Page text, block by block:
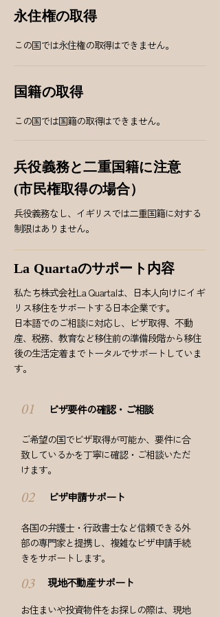
永住権の取得
この国では永住権の取得はできません。
国籍の取得
この国では国籍の取得はできません。
兵役義務と二重国籍に注意
(市民権取得の場合）
兵役義務なし、イギリスでは二重国籍に対する
制限はありません。
La Quartaのサポート内容
私たち株式会社La Quartaは、日本人向けにイギ
リス移住をサポートする日本企業です。
日本語でのご相談に対応し、ビザ取得、不動
産、税務、教育など移住前の準備段階から移住
後の生活定着までトータルでサポートしていま
す。
01 ビザ要件の確認・ご相談
ご希望の国でビザ取得が可能か、要件に合
致しているかを丁寧に確認・ご相談いただ
けます。
02 ビザ申請サポート
各国の弁護士・行政書士など信頼できる外
部の専門家と提携し、複雑なビザ申請手続
きをサポートします。
03 現地不動産サポート
お住まいや投資物件をお探しの際は、現地